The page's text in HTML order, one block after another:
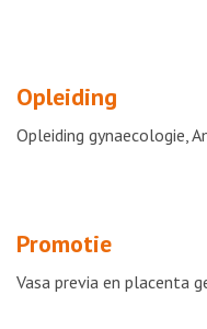
Opleiding
Opleiding gynaecologie,
Promotie
Vasa previa en placenta